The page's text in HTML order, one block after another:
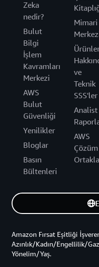
Zeka
nedir?
Bulut
Bilgi
İşlem
Kavramları
Merkezi
AWS
Bulut
Güvenliği
Yenilikler
Bloglar
Basın
Bültenleri
Mimari
ve
Teknik
SSS'ler
Analist
AWS
Çözüm
Amazon Fırsat Eşitliği
Azınlık/Kadın/Engellilik/
Yönelim/Yaş.